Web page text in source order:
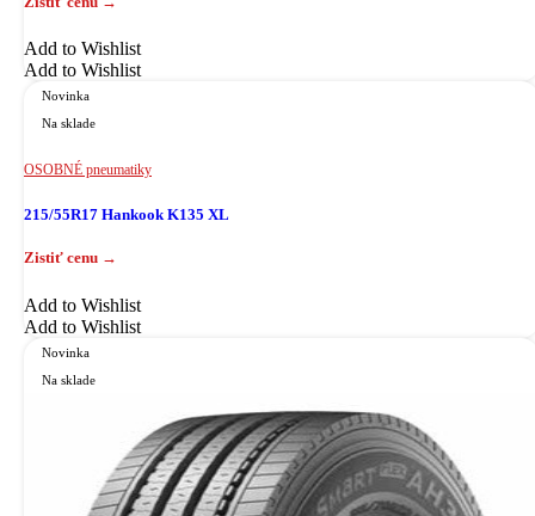
Add to Wishlist
Add to Wishlist
Novinka
Na sklade
OSOBNÉ pneumatiky
215/55R17 Hankook K135 XL
Add to Wishlist
Add to Wishlist
Novinka
Na sklade